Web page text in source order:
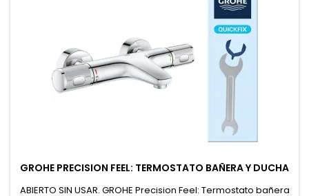
GROHE PRECISION FEEL: TERMOSTATO BAÑERA Y DUCHA
ABIERTO SIN USAR. GROHE Precision Feel: Termostato bañera